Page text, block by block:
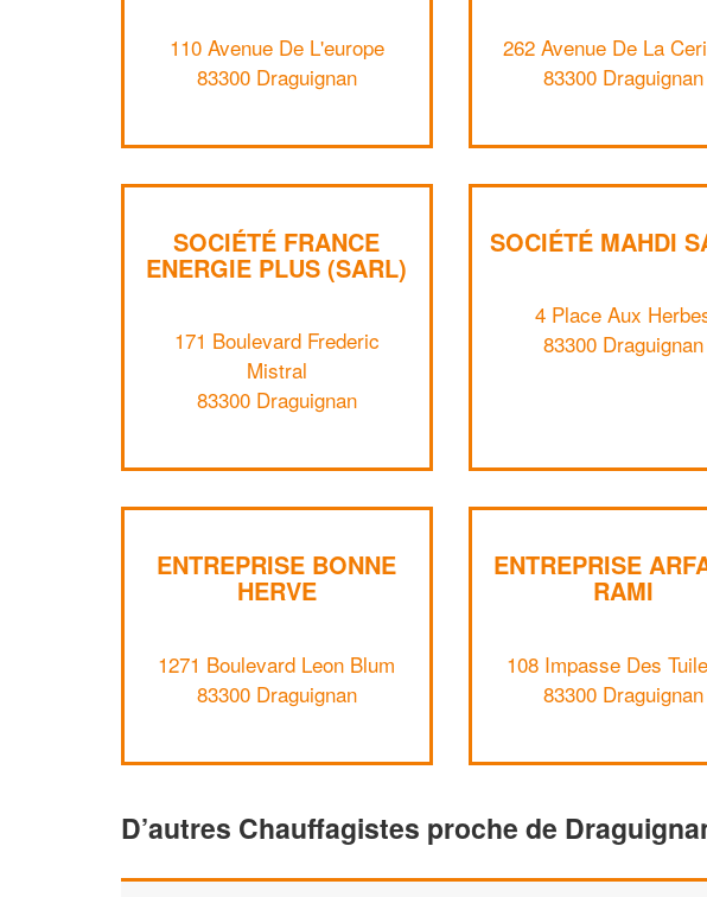
110 Avenue De L'europe
83300 Draguignan
262 Avenue De La
83300 Draguignan
SOCIÉTÉ FRANCE
ENERGIE PLUS (SARL)
171 Boulevard Frederic
Mistral
83300 Draguignan
SOCIÉTÉ MAHDI
4 Place Aux
83300 Draguignan
ENTREPRISE BONNE
HERVE
1271 Boulevard Leon Blum
83300 Draguignan
ENTREPRISE
RAMI
108 Impasse Des
83300 Draguignan
D’autres Chauffagistes proche de